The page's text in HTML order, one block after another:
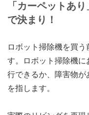
「カーペットあ
で決まり！
ロボット掃除機を買
す。ロボット掃除機
行できるか、障害物
を指します。